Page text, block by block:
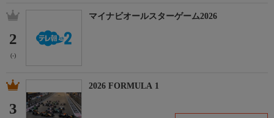
2
(-)
マイナビオールスターゲーム2026
3
2026 FORMULA 1